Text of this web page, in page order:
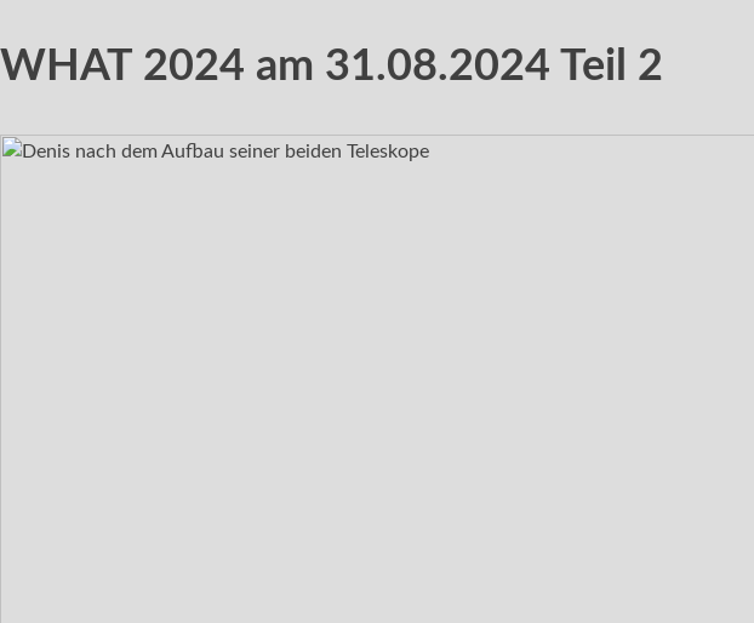
WHAT 2024 am 31.08.2024 Teil 2